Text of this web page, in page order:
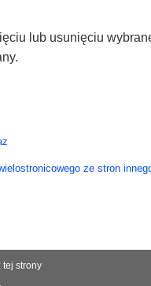
lub usunięciu
ze stron
tej strony